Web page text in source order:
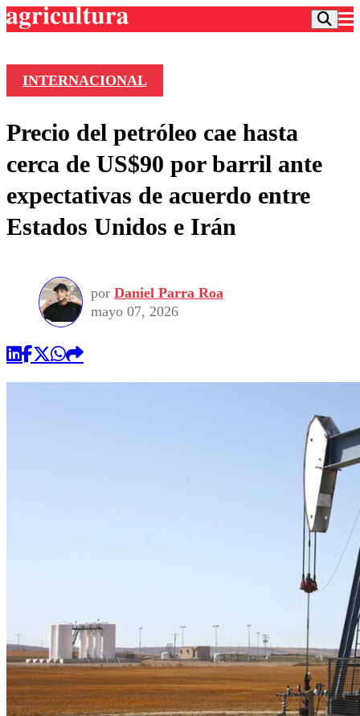
Frecuencias
Agricultura TV
Deportes
Colo Colo
Motor
Torneo Internacional
Torneo Nacional
Entretención
Noticias
Internacional
Nacional
Vida Social
Programas
Comercial
INTERNACIONAL
Precio del petróleo cae hasta
cerca de US$90 por barril ante
expectativas de acuerdo entre
Estados Unidos e Irán
por Daniel Parra Roa
mayo 07, 2026